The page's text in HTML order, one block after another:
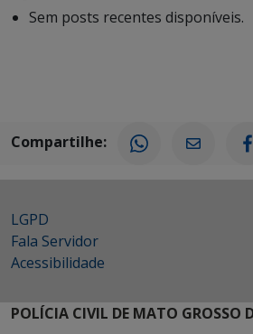
Sem posts recentes disponíveis.
Compartilhe:
LGPD
Fala Servidor
Acessibilidade
POLÍCIA CIVIL DE MATO GROSSO